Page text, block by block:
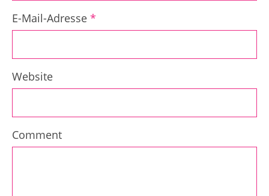
E-Mail-Adresse *
Website
Comment